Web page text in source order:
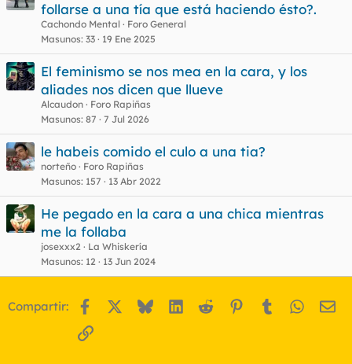
follarse a una tía que está haciendo ésto?.
Cachondo Mental
Foro General
Masunos 33 19 Ene 2025
El feminismo se nos mea en la cara, y los
aliades nos dicen que llueve
Alcaudon
Foro Rapiñas
Masunos 87 7 Jul 2026
le habeis comido el culo a una tia?
norteño
Foro Rapiñas
Masunos 157 13 Abr 2022
He pegado en la cara a una chica mientras
me la follaba
josexxx2
La Whiskería
Masunos 12 13 Jun 2024
Compartir: Facebook BlueskyLinkedIn
Reddit Pinterest
Tumblr
Enlace